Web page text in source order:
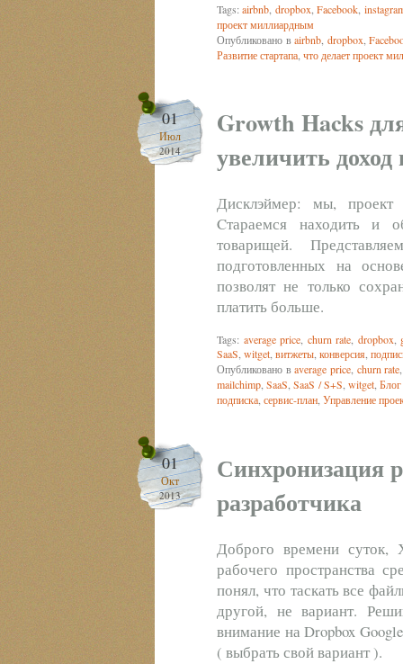
Tags:airbnb dropbox ,Facebook
проект миллиардным
Опубликовано вairbnb dropbox
Развитие стартапа что делает проект
01
Июл
2014
Growth Hacks
увеличить
Дисклэймер: мы, проект
Cтараемся находить и
товарищей.
подготовленных на
позволят не только
платить больше.
Tags: average price, churn rate, dropbox,
SaaS,witget,витжеты,конверсия,
Опубликовано вaverage price, churn rate
mailchimp,SaaS,SaaS / S+S,witget,
подписка,сервис-план,Управление
01
Окт
2013
Синхронизация
разработчика
Доброго времени суток,
рабочего пространства
понял, что таскать все
другой, не вариант.
внимание на Dropbox
( выбрать свой вариант ).